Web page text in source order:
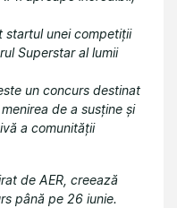
startul unei competiții
Superstar al lumii
un concurs destinat
de a susține și
a comunității
de AER, creează
până pe 26 iunie.